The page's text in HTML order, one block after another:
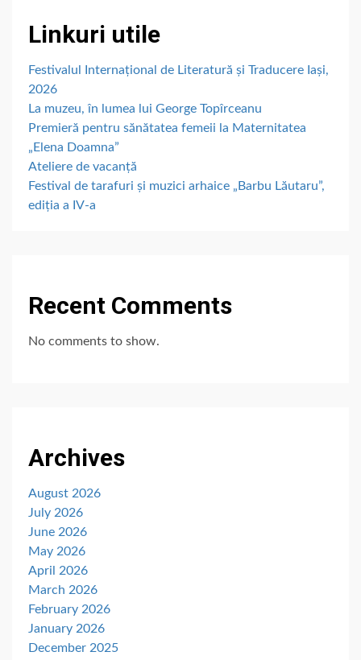
Linkuri utile
Festivalul Internațional de Literatură și Traducere Iași,
2026
La muzeu, în lumea lui George Topîrceanu
Premieră pentru sănătatea femeii la Maternitatea
„Elena Doamna”
Ateliere de vacanță
Festival de tarafuri și muzici arhaice „Barbu Lăutaru”,
ediția a IV-a
Recent Comments
No comments to show.
Archives
August 2026
July 2026
June 2026
May 2026
April 2026
March 2026
February 2026
January 2026
December 2025